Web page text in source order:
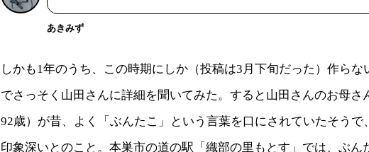
あきみず
しかも1年のうち、この時期にしか（投稿は3月下旬だった）作らな
でさっそく山田さんに詳細を聞いてみた。すると山田さんのお母さ
92歳）が昔、よく「ぶんたこ」という言葉を口にされていたそうで
印象深いとのこと。本巣市の道の駅「織部の里もとす」では、ぶん